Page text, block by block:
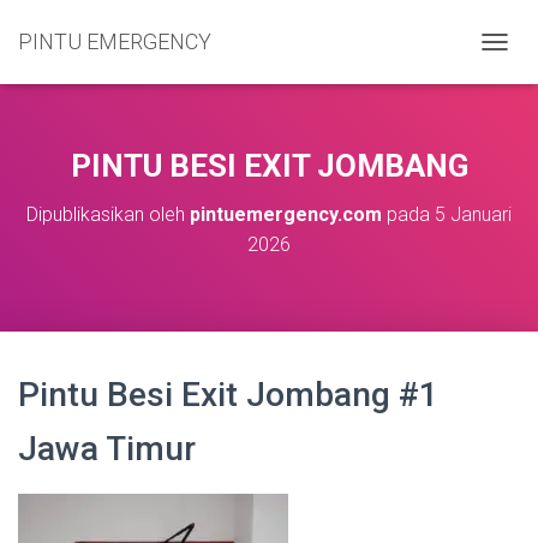
PINTU EMERGENCY
O
A
S
PINTU BESI EXIT JOMBANG
Dipublikasikan oleh pintuemergency.com pada 5 Januari
2026
Pintu Besi Exit Jombang #1
Jawa Timur